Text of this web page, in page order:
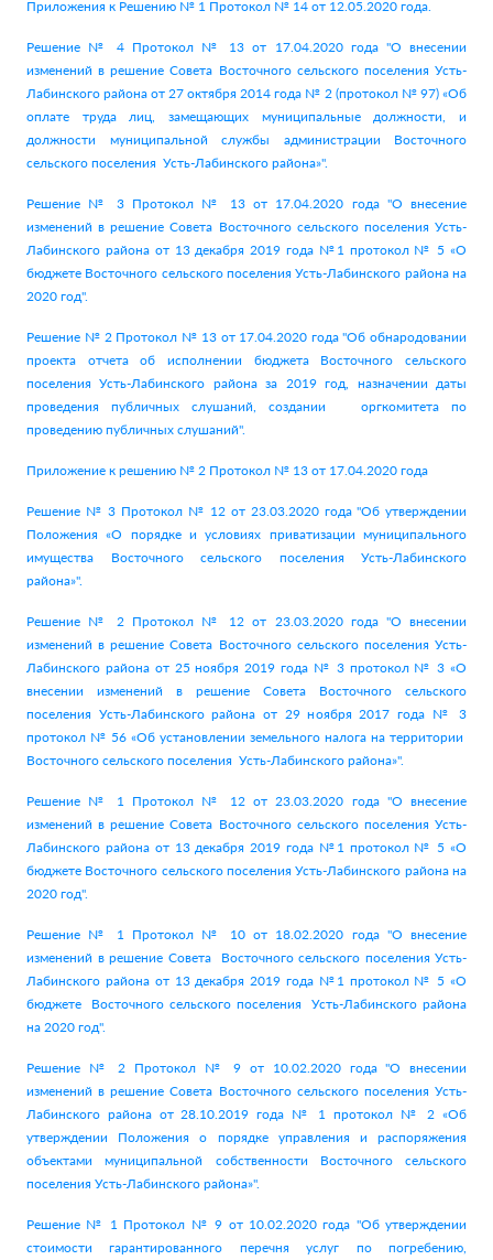
Приложения к Решению № 1 Протокол № 14 от 12.05.2020 года.
Решение № 4 Протокол № 13 от 17.04.2020 года "О внесении
изменений в решение Совета Восточного сельского поселения Усть-
Лабинского района от 27 октября 2014 года № 2 (протокол № 97) «Об
оплате труда лиц, замещающих муниципальные должности, и
должности муниципальной службы администрации Восточного
сельского поселения Усть-Лабинского района»".
Решение № 3 Протокол № 13 от 17.04.2020 года "О внесение
изменений в решение Совета Восточного сельского поселения Усть-
Лабинского района от 13 декабря 2019 года №1 протокол № 5 «О
бюджете Восточного сельского поселения Усть-Лабинского района на
2020 год".
Решение № 2 Протокол № 13 от 17.04.2020 года "Об обнародовании
проекта отчета об исполнении бюджета Восточного сельского
поселения Усть-Лабинского района за 2019 год, назначении даты
проведения публичных слушаний, создании оргкомитета по
проведению публичных слушаний".
Приложение к решению № 2 Протокол № 13 от 17.04.2020 года
Решение № 3 Протокол № 12 от 23.03.2020 года "Об утверждении
Положения «О порядке и условиях приватизации муниципального
имущества Восточного сельского поселения Усть-Лабинского
района»".
Решение № 2 Протокол № 12 от 23.03.2020 года "О внесении
изменений в решение Совета Восточного сельского поселения Усть-
Лабинского района от 25 ноября 2019 года № 3 протокол № 3 «О
внесении изменений в решение Совета Восточного сельского
поселения Усть-Лабинского района от 29 ноября 2017 года № 3
протокол № 56 «Об установлении земельного налога на территории
Восточного сельского поселения Усть-Лабинского района»".
Решение № 1 Протокол № 12 от 23.03.2020 года "О внесение
изменений в решение Совета Восточного сельского поселения Усть-
Лабинского района от 13 декабря 2019 года №1 протокол № 5 «О
бюджете Восточного сельского поселения Усть-Лабинского района на
2020 год".
Решение № 1 Протокол № 10 от 18.02.2020 года "О внесение
изменений в решение Совета Восточного сельского поселения Усть-
Лабинского района от 13 декабря 2019 года №1 протокол № 5 «О
бюджете Восточного сельского поселения Усть-Лабинского района
на 2020 год".
Решение № 2 Протокол № 9 от 10.02.2020 года "О внесении
изменений в решение Совета Восточного сельского поселения Усть-
Лабинского района от 28.10.2019 года № 1 протокол № 2 «Об
утверждении Положения о порядке управления и распоряжения
объектами муниципальной собственности Восточного сельского
поселения Усть-Лабинского района»".
Решение № 1 Протокол № 9 от 10.02.2020 года "Об утверждении
стоимости гарантированного перечня услуг по погребению,